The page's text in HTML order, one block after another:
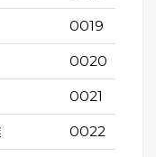
0019
0020
0021
0022